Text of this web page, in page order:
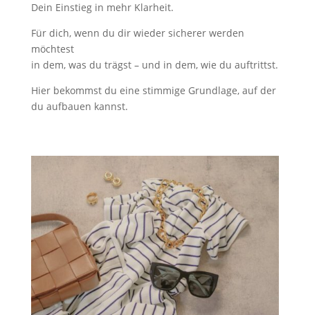
Dein Einstieg in mehr Klarheit.
Für dich, wenn du dir wieder sicherer werden
möchtest
in dem, was du trägst – und in dem, wie du auftrittst.
Hier bekommst du eine stimmige Grundlage, auf der
du aufbauen kannst.